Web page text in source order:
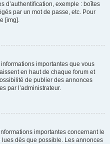
d’authentification, exemple : boîtes
par un mot de passe, etc. Pour
[img].
importantes que vous
en haut de chaque forum et
de publier des annonces
par l’administrateur.
importantes concernant le
dès que possible. Les annonces